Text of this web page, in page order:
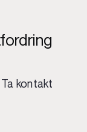
kontakt